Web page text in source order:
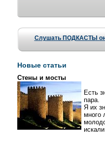
Слушать ПОДКАСТЫ
Новые статьи
Стены и мосты
Есть
пара.
Я их
много